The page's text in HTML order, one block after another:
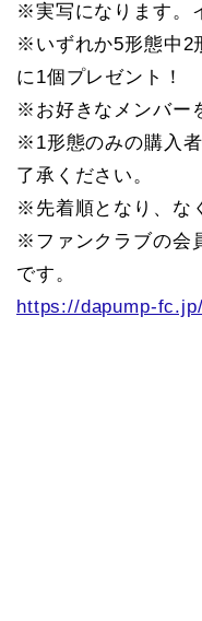
※実写になります。
※いずれか5形態中2
に1個プレゼント！
※お好きなメンバー
※1形態のみの購入
了承ください。
※先着順となり、な
※ファンクラブの会
です。
https://dapump-fc.jp/